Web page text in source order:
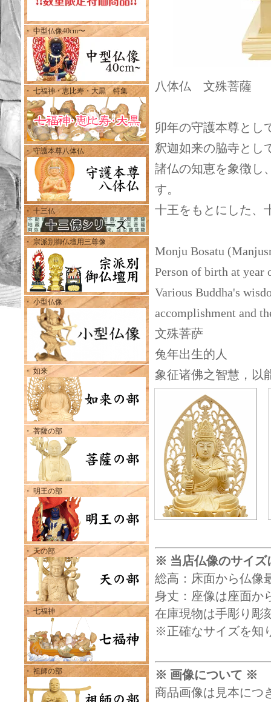
・ 中型仏像40cm〜
・ 七福神・恵比寿・大黒 特集
・ 守護本尊八体仏
・ 十三仏
・ 宗派別御仏壇用三尊像
・ 小型仏像
・ 如来
・ 菩薩の部
・ 明王の部
・ 天の部
・ 七福神
・ 祖師の部
八体仏 文殊菩薩
卯年の守護本尊とし
釈迦如来の脇寺とし
諸仏の知恵を象徴し
す。
十王をもとにした、
Monju Bosatu
Person of birth at
Various Buddha's
accomplishment and
文殊菩萨
兔年出生的人
象征诸佛之智慧，以
※ 当店仏像のサイ
総高：床面から仏像
身丈：座像は座面か
在庫現物は手彫り彫
※正確なサイズを知
※ 画像について ※
商品画像は見本につ